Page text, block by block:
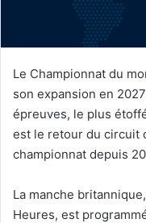
Le Championnat du
son expansion en
épreuves, le plus
est le retour du circuit
championnat depuis
La manche
Heures, est